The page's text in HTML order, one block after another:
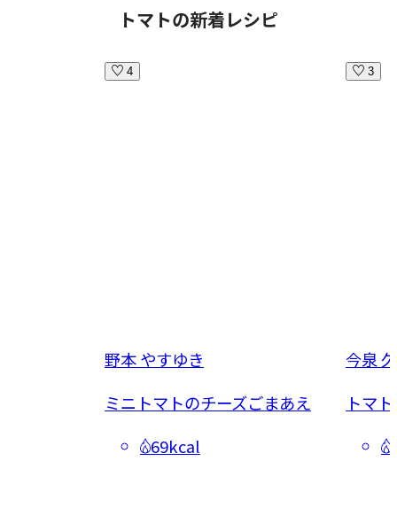
トマトの新着レシピ
4
野本 やすゆき
ミニトマトのチーズごまあえ
69kcal
3
今泉
トマ